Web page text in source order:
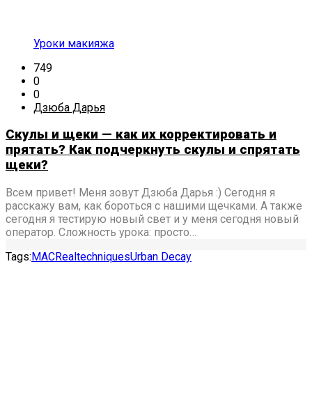
Уроки макияжа
749
0
0
Дзюба Дарья
Скулы и щеки — как их корректировать и
прятать? Как подчеркнуть скулы и спрятать
щеки?
Всем привет! Меня зовут Дзюба Дарья :) Сегодня я
расскажу вам, как бороться с нашими щечками. А также
сегодня я тестирую новый свет и у меня сегодня новый
оператор. Сложность урока: просто…
Tags:MACRealtechniquesUrban Decay